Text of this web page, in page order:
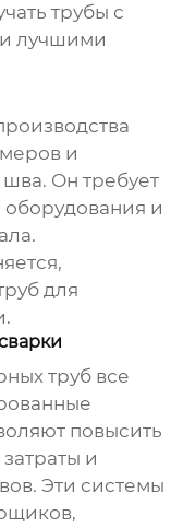
трубы с
лучшими
и
Он требует
и
для
труб все
повысить
и
Эти системы